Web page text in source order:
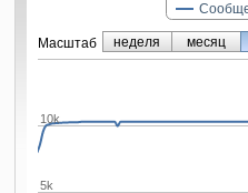
Маcштаб
5k
10k
неделя месяц